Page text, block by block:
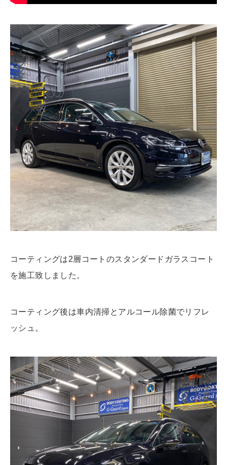
コーティングは2層コートのスタンダードガラスコート
を施工致しました。
コーティング後は車内清掃とアルコール除菌でリフレ
ッシュ。